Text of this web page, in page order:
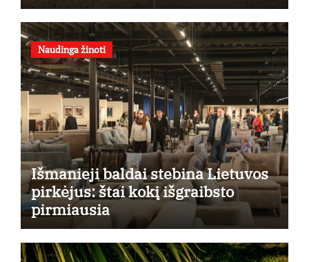
Naudinga žinoti
Išmanieji baldai stebina Lietuvos
pirkėjus: štai kokį išgraibsto
pirmiausia